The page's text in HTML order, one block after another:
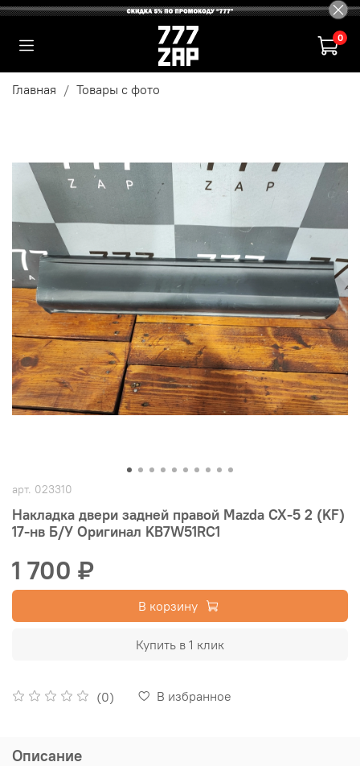
0
Главная Товары с фото
арт. 023310
Накладка двери задней правой Mazda CX-5 2 (KF)
17-нв Б/У Оригинал KB7W51RC1
(0) В избранное
1 700 ₽
В корзину
Купить в 1 клик
Описание